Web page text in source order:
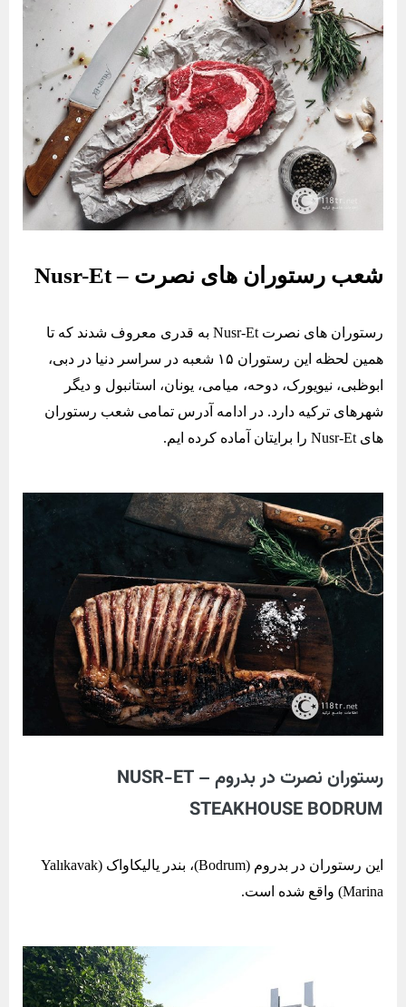
شعب رستوران های نصرت – Nusr-Et
رستوران های نصرت Nusr-Et به قدری معروف شدند که تا
همین لحظه این رستوران ۱۵ شعبه در سراسر دنیا در دبی،
ابوظبی، نیویورک، دوحه، میامی، یونان، استانبول و دیگر
شهرهای ترکیه دارد. در ادامه آدرس تمامی شعب رستوران
های Nusr-Et را برایتان آماده کرده ایم.
رستوران نصرت در بدروم – NUSR-ET
STEAKHOUSE BODRUM
این رستوران در بدروم (Bodrum)، بندر یالیکاواک (Yalıkavak
Marina) واقع شده است.